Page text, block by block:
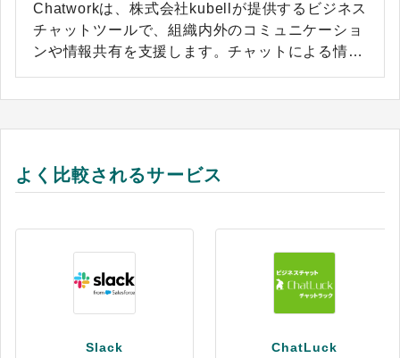
Chatworkは、株式会社kubellが提供するビジネス
チャットツールで、組織内外のコミュニケーショ
ンや情報共有を支援します。チャットによる情報
が可能です。さらに、チャット機能に加えてタス
情報共有が求められる多様な業種において、企業
のペーパーレス化と組織力強化を力強く牽引し続
年7月4日閲覧）
よく比較されるサービス
Slack ChatLuck